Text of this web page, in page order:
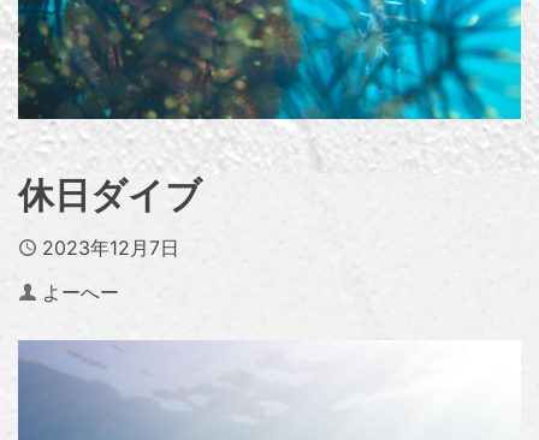
休日ダイブ
Published
2023年12月7日
Author
よーへー